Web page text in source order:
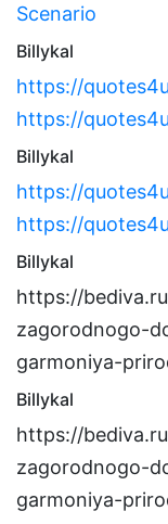
Scenario
Billykal
https://
https://
Billykal
https://
https://
Billykal
https://
zagorodnogo-
garmoniya-
Billykal
https://
zagorodnogo-
garmoniya-